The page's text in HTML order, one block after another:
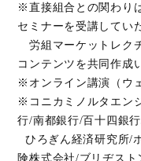
※直接組合との関わり
セミナーを受講してい
労組マーケットレク
コンテンツを共同作成
※オンライン講演（ウ
※コニカミノルタエン
行/南都銀行/百十四銀
ひろぎん経済研究所/
険株式会社/ブリヂス